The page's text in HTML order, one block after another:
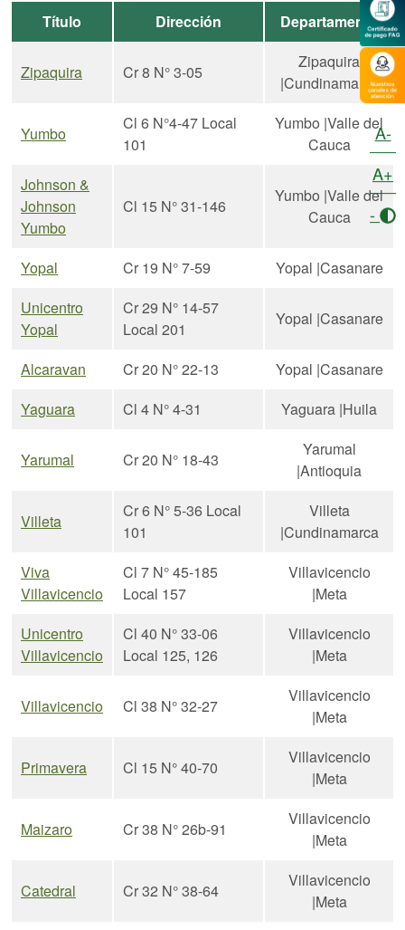
Título Dirección Departamento
Zipaquira Cr 8 N° 3-05
Zipaquira
|Cundinamarca
Yumbo
Cl 6 N°4-47 Local
101
Yumbo |Valle del
Cauca
Johnson &
Johnson
Yumbo
Cl 15 N° 31-146
Yumbo |Valle del
Cauca
Yopal Cr 19 N° 7-59
Yopal |Casanare
Unicentro
Yopal
Cr 29 N° 14-57
Local 201
Yopal |Casanare
Alcaravan Cr 20 N° 22-13
Yopal |Casanare
Yaguara
Cl 4 N° 4-31 Yaguara |Huila
Yarumal Cr 20 N° 18-43
Yarumal
|Antioquia
Villeta
Cr 6 N° 5-36 Local
101
Villeta
|Cundinamarca
Viva
Villavicencio
Cl 7 N° 45-185
Local 157
Villavicencio
|Meta
Unicentro
Villavicencio
Cl 40 N° 33-06
Local 125, 126
Villavicencio
|Meta
Villavicencio Cl 38 N° 32-27
Villavicencio
|Meta
Primavera Cl 15 N° 40-70
Villavicencio
|Meta
Maizaro Cr 38 N° 26b-91
Villavicencio
|Meta
Catedral Cr 32 N° 38-64
Villavicencio
|Meta
A-
A+
-